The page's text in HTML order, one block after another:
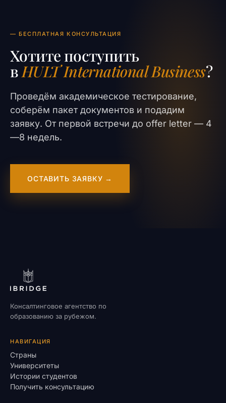
— БЕСПЛАТНАЯ КОНСУЛЬТАЦИЯ
Хотите поступить
вHULT International Business?
Проведём академическое тестирование,
соберём пакет документов и подадим
заявку. От первой встречи до offer letter — 4
—8 недель.
ОСТАВИТЬ ЗАЯВКУ →
Консалтинговое агентство по
образованию за рубежом.
НАВИГАЦИЯ
Страны
Университеты
Истории студентов
Получить консультацию